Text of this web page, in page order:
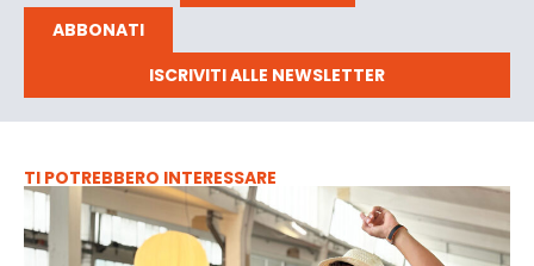
ABBONATI
ISCRIVITI ALLE NEWSLETTER
TI POTREBBERO INTERESSARE